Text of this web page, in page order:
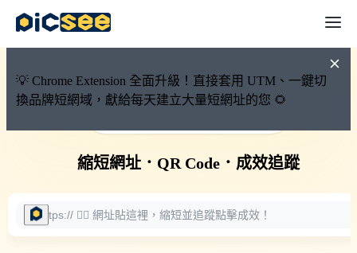
💡 Chrome Extension 全面升級！直接套用 UTM、一鍵切
換品牌短網域，獻給每天建立大量短網址的您 🌻
🚀 PicSee 短網址永久有效
縮短網址． QR Code． 成效追蹤